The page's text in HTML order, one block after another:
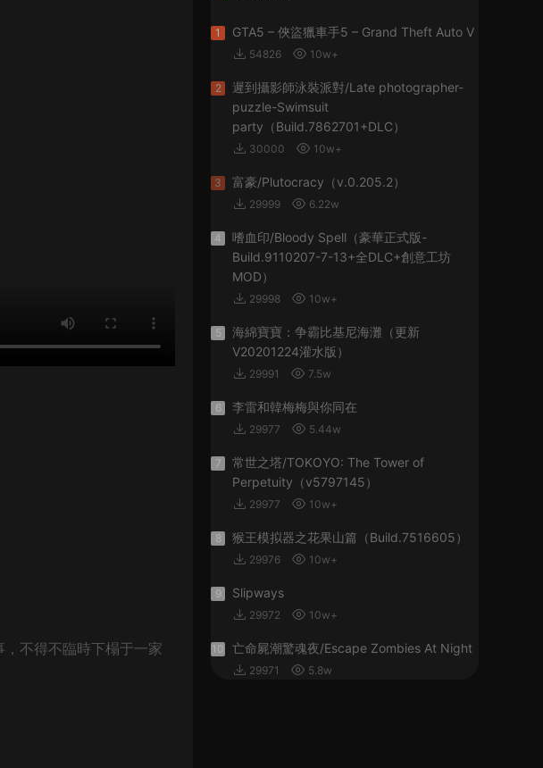
不得不臨時下榻于一家
1 GTA5 – 俠盜獵車手5 – Grand Theft Auto V
54826 10w+
2
遲到攝影師泳裝派對/Late photographer-
puzzle-Swimsuit
party（Build.7862701+DLC）
30000 10w+
3 富豪/Plutocracy（v.0.205.2）
29999 6.22w
4
嗜血印/Bloody Spell（豪華正式版-
Build.9110207-7-13+全DLC+創意工坊
MOD）
29998 10w+
5
海綿寶寶：争霸比基尼海灘（更新
V20201224灌水版）
29991 7.5w
6 李雷和韓梅梅與你同在
29977 5.44w
7
常世之塔/TOKOYO: The Tower of
Perpetuity（v5797145）
29977 10w+
8 猴王模拟器之花果山篇（Build.7516605）
29976 10w+
9 Slipways
29972 10w+
10 亡命屍潮驚魂夜/Escape Zombies At Night
29971 5.8w